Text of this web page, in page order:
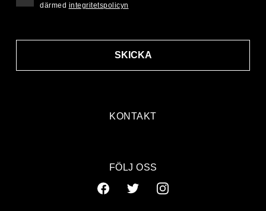
KONTAKT
SKICKA
därmed integritetspolicyn
FÖLJ OSS